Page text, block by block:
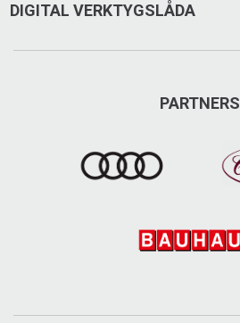
DIGITAL VERKTYGSLÅDA
PARTNERS